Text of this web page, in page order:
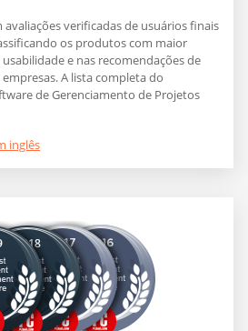
avaliações verificadas de usuários finais
os produtos com maior
e nas recomendações de
A lista completa do
de Gerenciamento de Projetos
inglês